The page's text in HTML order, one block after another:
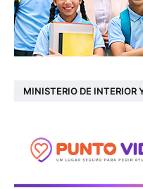
MINISTERIO DE INTERIOR